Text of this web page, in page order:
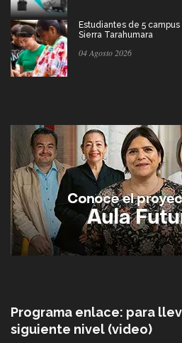
Estudiantes de 5
Sierra Tarahumara
04 Agosto 2026
Programa enlace: para
siguiente nivel (video)